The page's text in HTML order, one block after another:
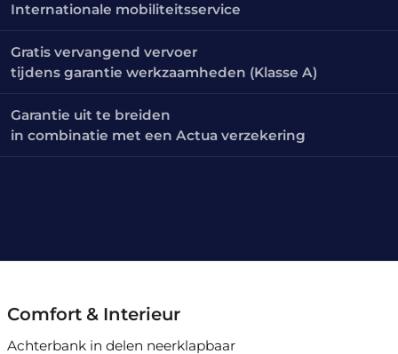
Internationale mobiliteitsservice
Gratis vervangend vervoer
tijdens garantie werkzaamheden (Klasse A)
Garantie uit te breiden
in combinatie met een Actua verzekering
Comfort & Interieur
Achterbank in delen neerklapbaar